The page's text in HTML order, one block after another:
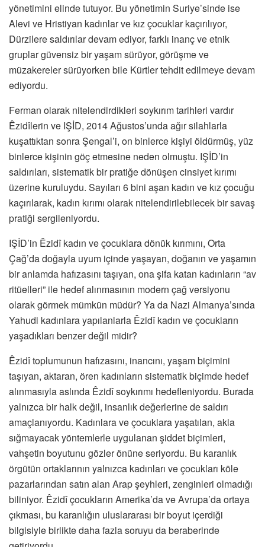
yönetimini elinde tutuyor. Bu yönetimin Suriye’sinde ise
Alevi ve Hristiyan kadınlar ve kız çocuklar kaçırılıyor,
Dürzilere saldırılar devam ediyor, farklı inanç ve etnik
gruplar güvensiz bir yaşam sürüyor, görüşme ve
müzakereler sürüyorken bile Kürtler tehdit edilmeye devam
ediyordu.
Ferman olarak nitelendirdikleri soykırım tarihleri vardır
Êzidîlerin ve IŞİD, 2014 Ağustos’unda ağır silahlarla
kuşattıktan sonra Şengal’i, on binlerce kişiyi öldürmüş, yüz
binlerce kişinin göç etmesine neden olmuştu. IŞİD’in
saldırıları, sistematik bir pratiğe dönüşen cinsiyet kırımı
üzerine kuruluydu. Sayıları 6 bini aşan kadın ve kız çocuğu
kaçırılarak, kadın kırımı olarak nitelendirilebilecek bir savaş
pratiği sergileniyordu.
IŞİD’in Êzidî kadın ve çocuklara dönük kırımını, Orta
Çağ’da doğayla uyum içinde yaşayan, doğanın ve yaşamın
bir anlamda hafızasını taşıyan, ona şifa katan kadınların “av
ritüelleri” ile hedef alınmasının modern çağ versiyonu
olarak görmek mümkün müdür? Ya da Nazi Almanya’sında
Yahudi kadınlara yapılanlarla Êzidî kadın ve çocukların
yaşadıkları benzer değil midir?
Êzidî toplumunun hafızasını, inancını, yaşam biçimini
taşıyan, aktaran, ören kadınların sistematik biçimde hedef
alınmasıyla aslında Êzidî soykırımı hedefleniyordu. Burada
yalnızca bir halk değil, insanlık değerlerine de saldırı
amaçlanıyordu. Kadınlara ve çocuklara yaşatılan, akla
sığmayacak yöntemlerle uygulanan şiddet biçimleri,
vahşetin boyutunu gözler önüne seriyordu. Bu karanlık
örgütün ortaklarının yalnızca kadınları ve çocukları köle
pazarlarından satın alan Arap şeyhleri, zenginleri olmadığı
biliniyor. Êzidî çocukların Amerika’da ve Avrupa’da ortaya
çıkması, bu karanlığın uluslararası bir boyut içerdiği
bilgisiyle birlikte daha fazla soruyu da beraberinde